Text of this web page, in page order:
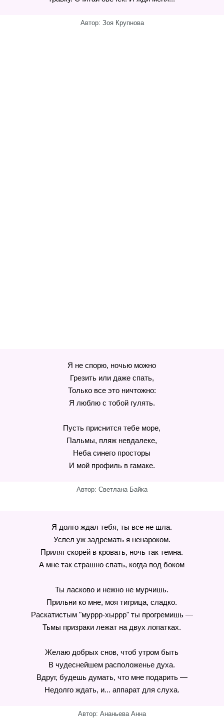
Автор: Зоя Крупнова
Я не спорю, ночью можно
Грезить или даже спать,
Только все это ничтожно:
Я люблю с тобой гулять.
Пусть приснится тебе море,
Пальмы, пляж невдалеке,
Неба синего просторы
И мой профиль в гамаке.
Автор: Светлана Байка
Я долго ждал тебя, ты все не шла.
Успел уж задремать я ненароком.
Приляг скорей в кровать, ночь так темна.
А мне так страшно спать, когда под боком
Ты ласково и нежно не мурчишь.
Прильни ко мне, моя тигрица, сладко.
Раскатистым "муррр-хыррр" ты прогремишь —
Тьмы призраки лежат на двух лопатках.
Желаю добрых снов, чтоб утром быть
В чудеснейшем расположенье духа.
Вдруг, будешь думать, что мне подарить —
Недолго ждать, и... аппарат для слуха.
Автор: Ананьева Анна